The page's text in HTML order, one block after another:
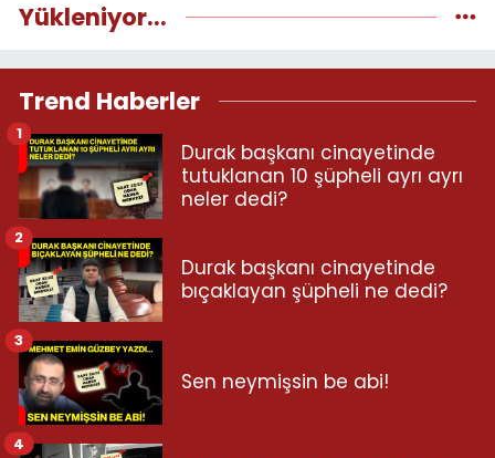
Yükleniyor...
Trend Haberler
Durak başkanı cinayetinde
tutuklanan 10 şüpheli ayrı ayrı
neler dedi?
1
Durak başkanı cinayetinde
bıçaklayan şüpheli ne dedi?
2
Sen neymişsin be abi!
3
4